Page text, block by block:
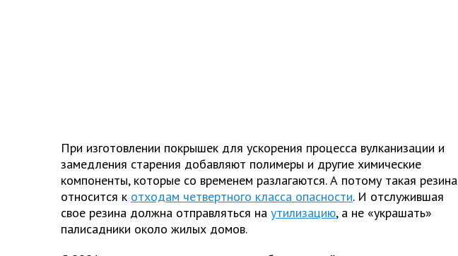
При изготовлении покрышек для ускорения процесса вулканизации и
замедления старения добавляют полимеры и другие химические
компоненты, которые со временем разлагаются. А потому такая резина
относится к отходам четвертного класса опасности. И отслужившая
свое резина должна отправляться на утилизацию, а не «украшать»
палисадники около жилых домов.